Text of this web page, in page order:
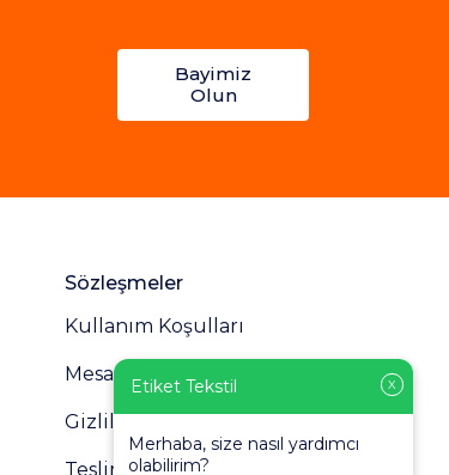
Bayimiz
Olun
Sözleşmeler
Kullanım Koşulları
Mesafeli Satış Sözleşmesi
Gizlilik Politikası
Teslimat ve İade
X
Etiket Tekstil
Merhaba, size nasıl yardımcı
olabilirim?